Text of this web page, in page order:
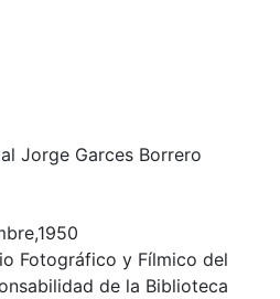
Jorge Garces Borrero
Fotográfico y Fílmico del
de la Biblioteca